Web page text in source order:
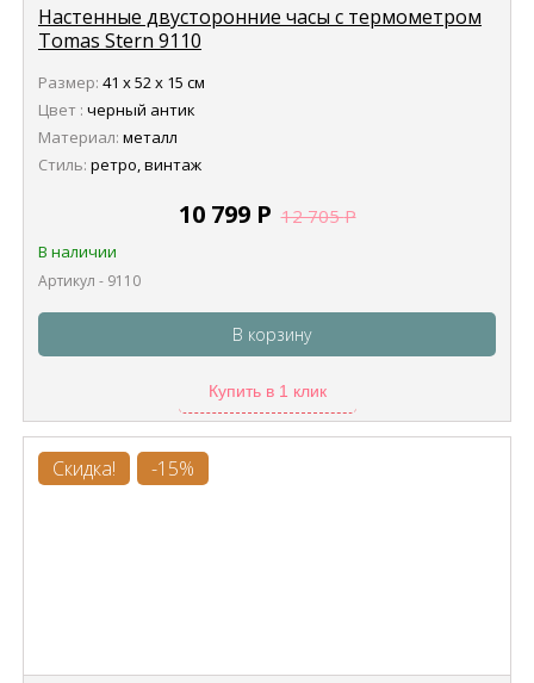
Настенные двусторонние часы с термометром
Tomas Stern 9110
Размер: 41 х 52 х 15 см
Цвет : черный антик
Материал: металл
Стиль: ретро, винтаж
10 799 Р 12 705Р
В наличии
Артикул - 9110
В корзину
Купить в 1 клик
Скидка! -15%